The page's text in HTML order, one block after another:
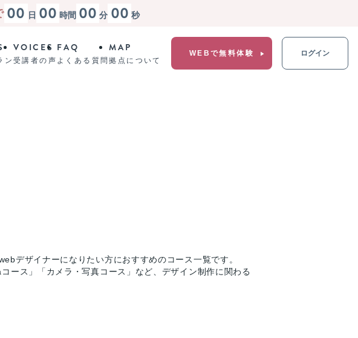
00 日 00 時間 00 分 00 秒
ン
VOICES
受講者の声
FAQ
よくある質問
MAP
拠点について
WEBで無料体験 ログイン
デザイナーになりたい方におすすめのコース一覧です。
ース」「カメラ・写真コース」など、デザイン制作に関わる